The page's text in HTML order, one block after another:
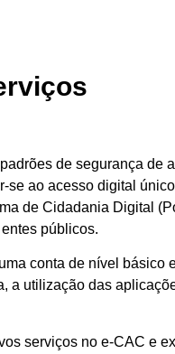
de segurança de
se ao acesso digital
de Cidadania Digital
públicos.
conta de nível básico
a utilização das
serviços no e-CAC e